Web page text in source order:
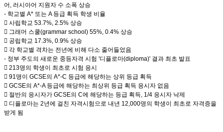
어, 러시아어 지원자 수 소폭 상승
- 학교별 A* 또는 A 등급 획득 학생 비율
 사립학교 53.7%, 2.5% 상승
 그래머 스쿨(grammar school) 55%, 0.4% 상승
 공립학교 17.3%, 0.9% 상승
 각 학교별 격차는 전년에 비해 다소 줄어들었음
- 정부 주도의 새로운 중등자격 시험 '디플로마(diploma)' 결과 최초 발표
 213명의 학생이 최초로 시험 응시
 91명이 GCSE의 A*-C 등급에 해당하는 상위 등급 획득
 GCSE의 A*-A 등급에 해당하는 최상위 등급 획득 응시자 없음
 절반의 응시자가 GCSE의 C에 해당하는 등급 획득, 1/4 응시자 낙제
 디플로마는 2년에 걸친 자격시험으로 내년 12,000명의 학생이 최초로 자격증을
받게 됨